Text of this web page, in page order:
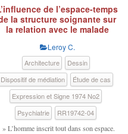
de l’espace-temps
la structure soignante sur
la relation avec le malade
Leroy C.
Architecture
Dessin
Dispositif de médiation
Étude de cas
Expression et Signe 1974 No2
Psychiatrie
RR19742-04
» L’homme inscrit tout dans son espace.